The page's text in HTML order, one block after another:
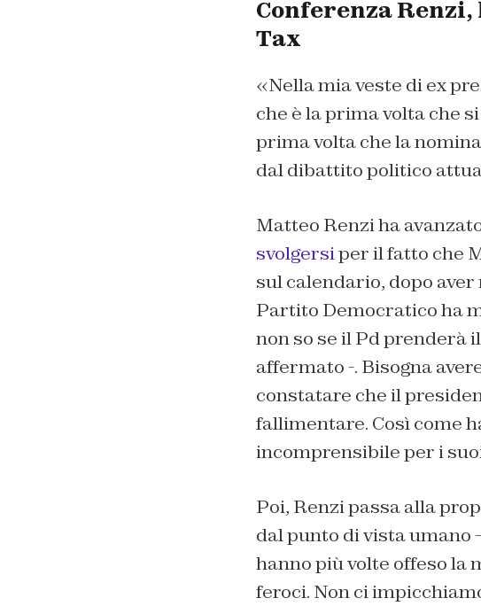
Conferenza Renzi,
Tax
«Nella mia veste di ex
che è la prima volta che
prima volta che la
dal dibattito politico
Matteo Renzi ha
svolgersiper il fatto che
sul calendario, dopo
Partito Democratico ha
non so se il Pd prenderà
affermato -. Bisogna
constatare che il
fallimentare. Così come
incomprensibile per i
Poi, Renzi passa alla
dal punto di vista umano
hanno più volte offeso la
feroci. Non ci